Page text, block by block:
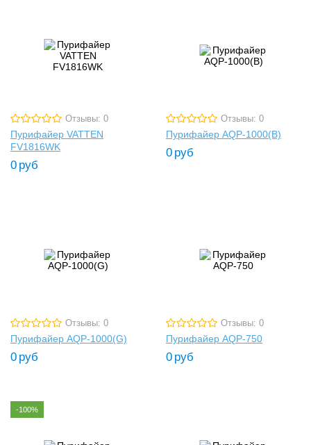
Отзывы: 0
Пурифайер VATTEN
FV1816WK
0 руб
Отзывы: 0
Пурифайер AQP-1000(B)
0 руб
Отзывы: 0
Пурифайер AQP-1000(G)
0 руб
Отзывы: 0
Пурифайер AQP-750
0 руб
-100%